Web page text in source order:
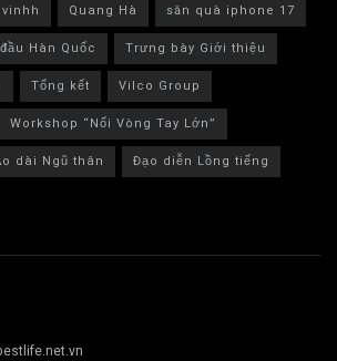
Quang Hà
săn quà iphone 17
Hàn Quốc
Trưng bày Giới thiệu
Tổng kết
Vilco Group
Workshop “Nối Vòng Tay Lớn”
dài Ngũ thân
Đạo diễn Lồng tiếng